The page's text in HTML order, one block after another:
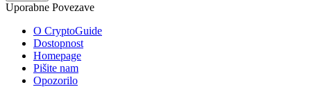
Uporabne Povezave
O CryptoGuide
Dostopnost
Homepage
Pišite nam
Opozorilo